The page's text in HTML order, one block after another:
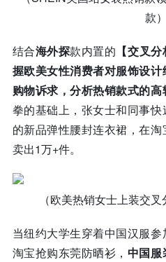
款）
结合海外探款内置的 【交叉
握欧美女性消费者对服饰设
购物诉求，分析热销款式的
拳的基础上，张女士和同事
的新品弹性腰封连衣裙，在
卖出1万+件。
（欧美热销女士上装交
当纽约大学生穿着中国汉服
淘宝抢购东莞防晒衫， 中国服